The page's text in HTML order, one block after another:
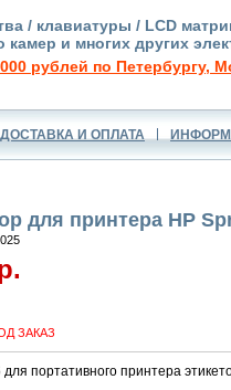
/ клавиатуры / LCD
и многих других
рублей по Петербургу,
ДОСТАВКА И ОПЛАТА
для принтера HP
ЗАКАЗ
портативного принтера